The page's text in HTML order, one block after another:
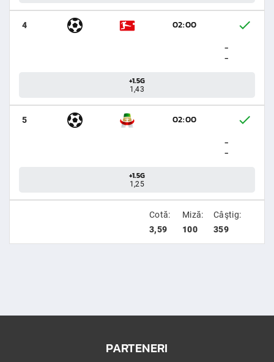
4
02:00
-
-
+1.5G
1,43
5
02:00
-
-
+1.5G
1,25
Cotă:
3,59
Miză:
100
Câştig:
359
PARTENERI